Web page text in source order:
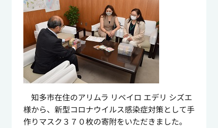
知多市在住のアリムラ リベイロ エデリ シズエ
様から、新型コロナウイルス感染症対策として手
作りマスク３７０枚の寄附をいただきました。